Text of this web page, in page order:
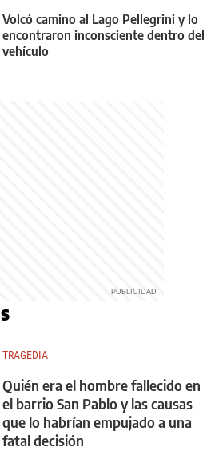
Volcó camino al Lago Pellegrini y lo
encontraron inconsciente dentro del
vehículo
TRAGEDIA
Quién era el hombre fallecido en
el barrio San Pablo y las causas
que lo habrían empujado a una
fatal decisión